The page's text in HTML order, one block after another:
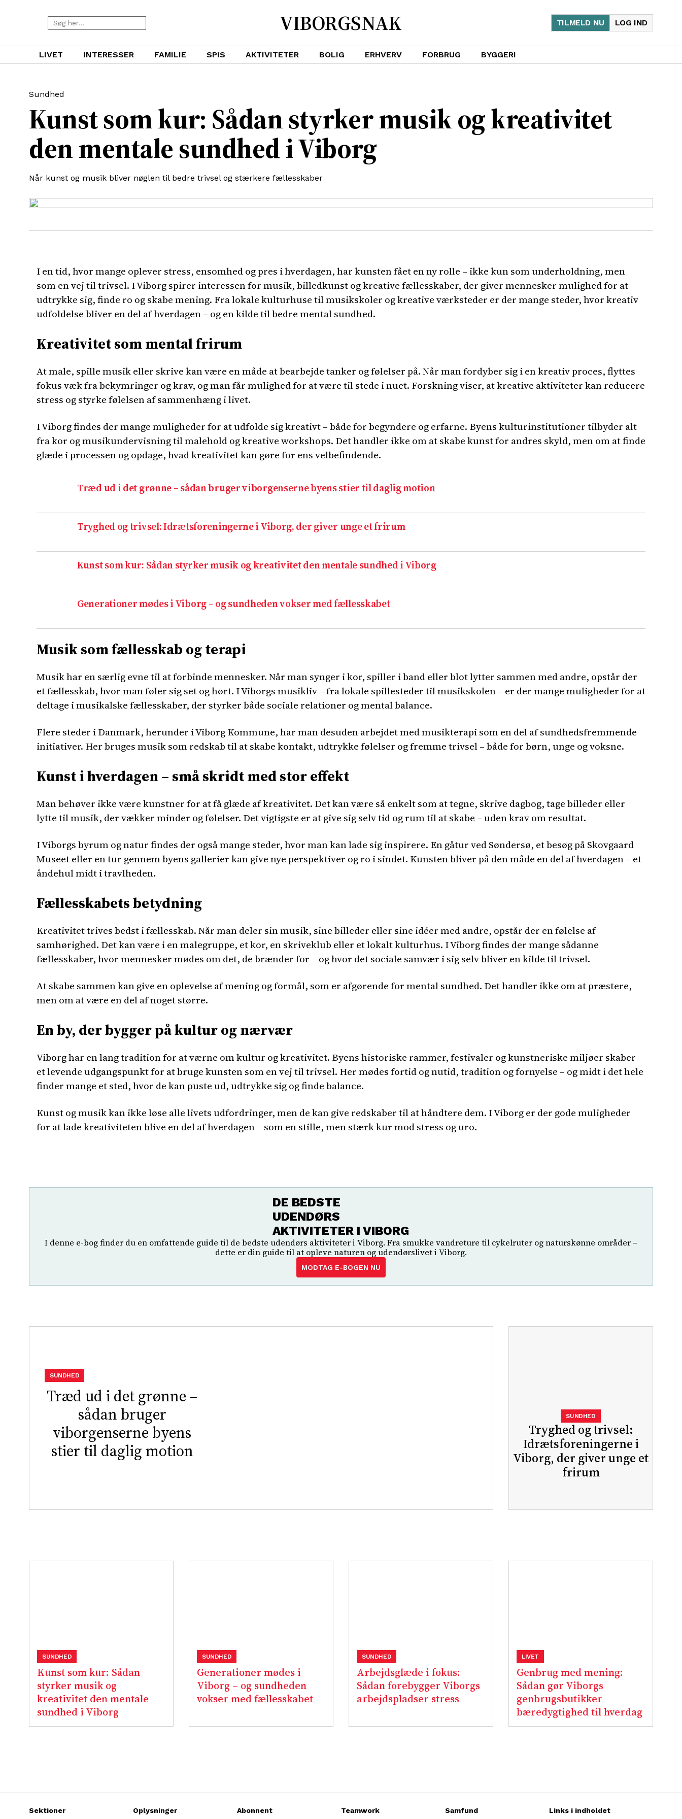
VIBORGSNAK LOG IND
TILMELD NU
LIVET INTERESSER FAMILIE SPIS AKTIVITETER BOLIG ERHVERV FORBRUG BYGGERI
Kunst som kur: Sådan styrker musik og kreativitet
den mentale sundhed i Viborg
Når kunst og musik bliver nøglen til bedre trivsel og stærkere fællesskaber
Sundhed
I en tid, hvor mange oplever stress, ensomhed og pres i hverdagen, har kunsten fået en ny rolle – ikke kun som underholdning, men
som en vej til trivsel. I Viborg spirer interessen for musik, billedkunst og kreative fællesskaber, der giver mennesker mulighed for at
udtrykke sig, finde ro og skabe mening. Fra lokale kulturhuse til musikskoler og kreative værksteder er der mange steder, hvor kreativ
udfoldelse bliver en del af hverdagen – og en kilde til bedre mental sundhed.
Kreativitet som mental frirum
At male, spille musik eller skrive kan være en måde at bearbejde tanker og følelser på. Når man fordyber sig i en kreativ proces, flyttes
fokus væk fra bekymringer og krav, og man får mulighed for at være til stede i nuet. Forskning viser, at kreative aktiviteter kan reducere
stress og styrke følelsen af sammenhæng i livet.
I Viborg findes der mange muligheder for at udfolde sig kreativt – både for begyndere og erfarne. Byens kulturinstitutioner tilbyder alt
fra kor og musikundervisning til malehold og kreative workshops. Det handler ikke om at skabe kunst for andres skyld, men om at finde
glæde i processen og opdage, hvad kreativitet kan gøre for ens velbefindende.
Træd ud i det grønne – sådan bruger viborgenserne byens stier til daglig motion
Tryghed og trivsel: Idrætsforeningerne i Viborg, der giver unge et frirum
Kunst som kur: Sådan styrker musik og kreativitet den mentale sundhed i Viborg
Generationer mødes i Viborg – og sundheden vokser med fællesskabet
Musik som fællesskab og terapi
Musik har en særlig evne til at forbinde mennesker. Når man synger i kor, spiller i band eller blot lytter sammen med andre, opstår der
et fællesskab, hvor man føler sig set og hørt. I Viborgs musikliv – fra lokale spillesteder til musikskolen – er der mange muligheder for at
deltage i musikalske fællesskaber, der styrker både sociale relationer og mental balance.
Flere steder i Danmark, herunder i Viborg Kommune, har man desuden arbejdet med musikterapi som en del af sundhedsfremmende
initiativer. Her bruges musik som redskab til at skabe kontakt, udtrykke følelser og fremme trivsel – både for børn, unge og voksne.
Kunst i hverdagen – små skridt med stor effekt
Man behøver ikke være kunstner for at få glæde af kreativitet. Det kan være så enkelt som at tegne, skrive dagbog, tage billeder eller
lytte til musik, der vækker minder og følelser. Det vigtigste er at give sig selv tid og rum til at skabe – uden krav om resultat.
I Viborgs byrum og natur findes der også mange steder, hvor man kan lade sig inspirere. En gåtur ved Søndersø, et besøg på Skovgaard
Museet eller en tur gennem byens gallerier kan give nye perspektiver og ro i sindet. Kunsten bliver på den måde en del af hverdagen – et
åndehul midt i travlheden.
Fællesskabets betydning
Kreativitet trives bedst i fællesskab. Når man deler sin musik, sine billeder eller sine idéer med andre, opstår der en følelse af
samhørighed. Det kan være i en malegruppe, et kor, en skriveklub eller et lokalt kulturhus. I Viborg findes der mange sådanne
fællesskaber, hvor mennesker mødes om det, de brænder for – og hvor det sociale samvær i sig selv bliver en kilde til trivsel.
At skabe sammen kan give en oplevelse af mening og formål, som er afgørende for mental sundhed. Det handler ikke om at præstere,
men om at være en del af noget større.
En by, der bygger på kultur og nærvær
Viborg har en lang tradition for at værne om kultur og kreativitet. Byens historiske rammer, festivaler og kunstneriske miljøer skaber
et levende udgangspunkt for at bruge kunsten som en vej til trivsel. Her mødes fortid og nutid, tradition og fornyelse – og midt i det hele
finder mange et sted, hvor de kan puste ud, udtrykke sig og finde balance.
Kunst og musik kan ikke løse alle livets udfordringer, men de kan give redskaber til at håndtere dem. I Viborg er der gode muligheder
for at lade kreativiteten blive en del af hverdagen – som en stille, men stærk kur mod stress og uro.
DE BEDSTE
UDENDØRS
AKTIVITETER I VIBORG
I denne e-bog finder du en omfattende guide til de bedste udendørs aktiviteter i Viborg. Fra smukke vandreture til cykelruter og naturskønne områder –
dette er din guide til at opleve naturen og udendørslivet i Viborg.
MODTAG E-BOGEN NU
Træd ud i det grønne –
sådan bruger
viborgenserne byens
stier til daglig motion
SUNDHED
Tryghed og trivsel:
Idrætsforeningerne i
Viborg, der giver unge et
frirum
SUNDHED
Kunst som kur: Sådan
styrker musik og
kreativitet den mentale
sundhed i Viborg
SUNDHED
Generationer mødes i
Viborg – og sundheden
vokser med fællesskabet
SUNDHED
Arbejdsglæde i fokus:
Sådan forebygger Viborgs
arbejdspladser stress
SUNDHED
Genbrug med mening:
Sådan gør Viborgs
genbrugsbutikker
bæredygtighed til hverdag
LIVET
Sektioner Oplysninger Abonnent Teamwork Samfund Links i indholdet